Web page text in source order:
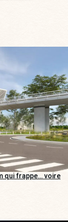
qui frappe… voire